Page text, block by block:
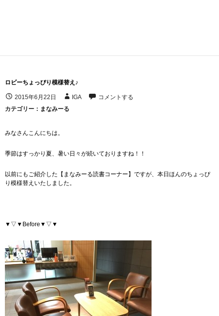
ロビーちょっぴり模様替え♪
2015年6月22日 IGA
コメントする
カテゴリー： まなみーる
みなさんこんにちは。
季節はすっかり夏、暑い日々が続いておりますね！！
以前にもご紹介した【まなみーる読書コーナー】ですが、本日ほんのちょっぴ
り模様替えいたしました。
▼▽▼Before▼▽▼